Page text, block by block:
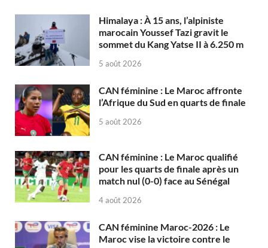
Himalaya : À 15 ans, l’alpiniste
marocain Youssef Tazi gravit le
sommet du Kang Yatse II à 6.250 m
5 août 2026
CAN féminine : Le Maroc affronte
l’Afrique du Sud en quarts de finale
5 août 2026
CAN féminine : Le Maroc qualifié
pour les quarts de finale après un
match nul (0-0) face au Sénégal
4 août 2026
CAN féminine Maroc-2026 : Le
Maroc vise la victoire contre le